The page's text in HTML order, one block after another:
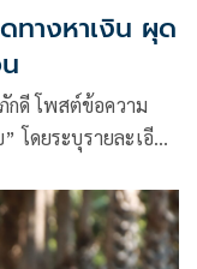
างหาเงิน ผุด
กดี โพสต์ข้อความ
ดยระบุรายละเอียด